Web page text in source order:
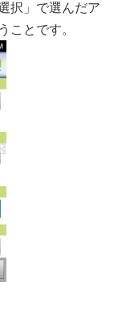
択」で選んだア
ことです。